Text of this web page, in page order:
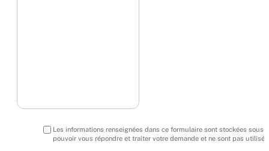
Les informations renseignées dans ce formulaire sont stockées
pouvoir vous répondre et traiter votre demande et ne sont pas